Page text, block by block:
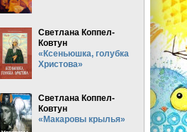
Светлана Коппел-
Ковтун
«Ксеньюшка, голубка
Христова»
Светлана Коппел-
Ковтун
«Макаровы крылья»